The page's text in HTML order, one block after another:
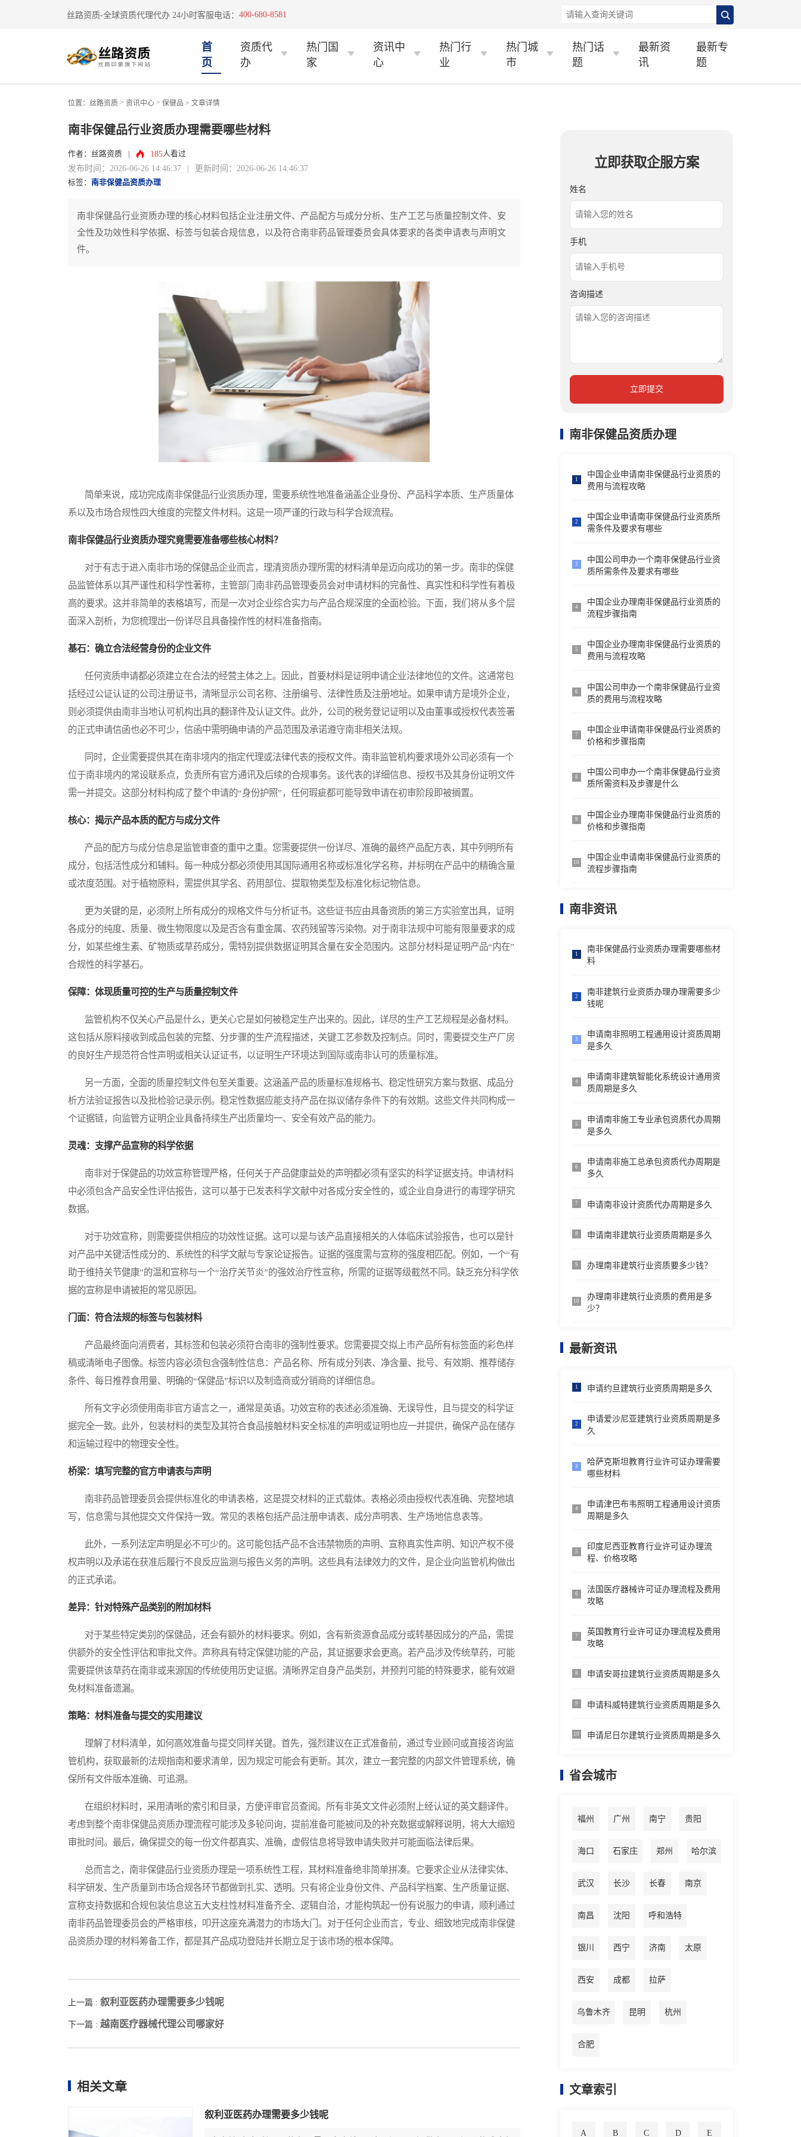
丝路资质-全球资质代理代办 24小时客服电话： 400-680-8581
首
页
资质代
办
热门国
家
资讯中
心
热门行
业
热门城
市
热门话
题
最新资
讯
最新专
题
位置： 丝路资质 > 资讯中心 > 保健品 > 文章详情
南非保健品行业资质办理需要哪些材料
作者：丝路资质 185人看过
发布时间：2026-06-26 14:46:37 | 更新时间：2026-06-26 14:46:37
标签： 南非保健品资质办理
南非保健品行业资质办理的核心材料包括企业注册文件、产品配方与成分分析、生产工艺与质量控制文件、安
全性及功效性科学依据、标签与包装合规信息，以及符合南非药品管理委员会具体要求的各类申请表与声明文
件。
简单来说，成功完成南非保健品行业资质办理，需要系统性地准备涵盖企业身份、产品科学本质、生产质量体
系以及市场合规性四大维度的完整文件材料。这是一项严谨的行政与科学合规流程。
南非保健品行业资质办理究竟需要准备哪些核心材料？
对于有志于进入南非市场的保健品企业而言，理清资质办理所需的材料清单是迈向成功的第一步。南非的保健
品监管体系以其严谨性和科学性著称，主管部门南非药品管理委员会对申请材料的完备性、真实性和科学性有着极
高的要求。这并非简单的表格填写，而是一次对企业综合实力与产品合规深度的全面检验。下面，我们将从多个层
面深入剖析，为您梳理出一份详尽且具备操作性的材料准备指南。
基石：确立合法经营身份的企业文件
任何资质申请都必须建立在合法的经营主体之上。因此，首要材料是证明申请企业法律地位的文件。这通常包
括经过公证认证的公司注册证书，清晰显示公司名称、注册编号、法律性质及注册地址。如果申请方是境外企业，
则必须提供由南非当地认可机构出具的翻译件及认证文件。此外，公司的税务登记证明以及由董事或授权代表签署
的正式申请信函也必不可少，信函中需明确申请的产品范围及承诺遵守南非相关法规。
同时，企业需要提供其在南非境内的指定代理或法律代表的授权文件。南非监管机构要求境外公司必须有一个
位于南非境内的常设联系点，负责所有官方通讯及后续的合规事务。该代表的详细信息、授权书及其身份证明文件
需一并提交。这部分材料构成了整个申请的“身份护照”，任何瑕疵都可能导致申请在初审阶段即被搁置。
核心：揭示产品本质的配方与成分文件
产品的配方与成分信息是监管审查的重中之重。您需要提供一份详尽、准确的最终产品配方表，其中列明所有
成分，包括活性成分和辅料。每一种成分都必须使用其国际通用名称或标准化学名称，并标明在产品中的精确含量
或浓度范围。对于植物原料，需提供其学名、药用部位、提取物类型及标准化标记物信息。
更为关键的是，必须附上所有成分的规格文件与分析证书。这些证书应由具备资质的第三方实验室出具，证明
各成分的纯度、质量、微生物限度以及是否含有重金属、农药残留等污染物。对于南非法规中可能有限量要求的成
分，如某些维生素、矿物质或草药成分，需特别提供数据证明其含量在安全范围内。这部分材料是证明产品“内在”
合规性的科学基石。
保障：体现质量可控的生产与质量控制文件
监管机构不仅关心产品是什么，更关心它是如何被稳定生产出来的。因此，详尽的生产工艺规程是必备材料。
这包括从原料接收到成品包装的完整、分步骤的生产流程描述，关键工艺参数及控制点。同时，需要提交生产厂房
的良好生产规范符合性声明或相关认证证书，以证明生产环境达到国际或南非认可的质量标准。
另一方面，全面的质量控制文件包至关重要。这涵盖产品的质量标准规格书、稳定性研究方案与数据、成品分
析方法验证报告以及批检验记录示例。稳定性数据应能支持产品在拟议储存条件下的有效期。这些文件共同构成一
个证据链，向监管方证明企业具备持续生产出质量均一、安全有效产品的能力。
灵魂：支撑产品宣称的科学依据
南非对于保健品的功效宣称管理严格，任何关于产品健康益处的声明都必须有坚实的科学证据支持。申请材料
中必须包含产品安全性评估报告，这可以基于已发表科学文献中对各成分安全性的，或企业自身进行的毒理学研究
数据。
对于功效宣称，则需要提供相应的功效性证据。这可以是与该产品直接相关的人体临床试验报告，也可以是针
对产品中关键活性成分的、系统性的科学文献与专家论证报告。证据的强度需与宣称的强度相匹配。例如，一个“有
助于维持关节健康”的温和宣称与一个“治疗关节炎”的强效治疗性宣称，所需的证据等级截然不同。缺乏充分科学依
据的宣称是申请被拒的常见原因。
门面：符合法规的标签与包装材料
产品最终面向消费者，其标签和包装必须符合南非的强制性要求。您需要提交拟上市产品所有标签面的彩色样
稿或清晰电子图像。标签内容必须包含强制性信息：产品名称、所有成分列表、净含量、批号、有效期、推荐储存
条件、每日推荐食用量、明确的“保健品”标识以及制造商或分销商的详细信息。
所有文字必须使用南非官方语言之一，通常是英语。功效宣称的表述必须准确、无误导性，且与提交的科学证
据完全一致。此外，包装材料的类型及其符合食品接触材料安全标准的声明或证明也应一并提供，确保产品在储存
和运输过程中的物理安全性。
桥梁：填写完整的官方申请表与声明
南非药品管理委员会提供标准化的申请表格，这是提交材料的正式载体。表格必须由授权代表准确、完整地填
写，信息需与其他提交文件保持一致。常见的表格包括产品注册申请表、成分声明表、生产场地信息表等。
此外，一系列法定声明是必不可少的。这可能包括产品不含违禁物质的声明、宣称真实性声明、知识产权不侵
权声明以及承诺在获准后履行不良反应监测与报告义务的声明。这些具有法律效力的文件，是企业向监管机构做出
的正式承诺。
差异：针对特殊产品类别的附加材料
对于某些特定类别的保健品，还会有额外的材料要求。例如，含有新资源食品成分或转基因成分的产品，需提
供额外的安全性评估和审批文件。声称具有特定保健功能的产品，其证据要求会更高。若产品涉及传统草药，可能
需要提供该草药在南非或来源国的传统使用历史证据。清晰界定自身产品类别，并预判可能的特殊要求，能有效避
免材料准备遗漏。
策略：材料准备与提交的实用建议
理解了材料清单，如何高效准备与提交同样关键。首先，强烈建议在正式准备前，通过专业顾问或直接咨询监
管机构，获取最新的法规指南和要求清单，因为规定可能会有更新。其次，建立一套完整的内部文件管理系统，确
保所有文件版本准确、可追溯。
在组织材料时，采用清晰的索引和目录，方便评审官员查阅。所有非英文文件必须附上经认证的英文翻译件。
考虑到整个南非保健品资质办理流程可能涉及多轮问询，提前准备可能被问及的补充数据或解释说明，将大大缩短
审批时间。最后，确保提交的每一份文件都真实、准确，虚假信息将导致申请失败并可能面临法律后果。
总而言之，南非保健品行业资质办理是一项系统性工程，其材料准备绝非简单拼凑。它要求企业从法律实体、
科学研发、生产质量到市场合规各环节都做到扎实、透明。只有将企业身份文件、产品科学档案、生产质量证据、
宣称支持数据和合规包装信息这五大支柱性材料准备齐全、逻辑自洽，才能构筑起一份有说服力的申请，顺利通过
南非药品管理委员会的严格审核，叩开这座充满潜力的市场大门。对于任何企业而言，专业、细致地完成南非保健
品资质办理的材料筹备工作，都是其产品成功登陆并长期立足于该市场的根本保障。
上一篇 : 叙利亚医药办理需要多少钱呢
下一篇 : 越南医疗器械代理公司哪家好
相关文章
叙利亚医药办理需要多少钱呢
立即获取企服方案
姓名
手机
咨询描述
立即提交
南非保健品资质办理
1
中国企业申请南非保健品行业资质的
费用与流程攻略
2
中国企业申请南非保健品行业资质所
需条件及要求有哪些
3
中国公司申办一个南非保健品行业资
质所需条件及要求有哪些
4
中国企业办理南非保健品行业资质的
流程步骤指南
5
中国企业办理南非保健品行业资质的
费用与流程攻略
6
中国公司申办一个南非保健品行业资
质的费用与流程攻略
7
中国企业申请南非保健品行业资质的
价格和步骤指南
8
中国公司申办一个南非保健品行业资
质所需资料及步骤是什么
9
中国企业办理南非保健品行业资质的
价格和步骤指南
10
中国企业申请南非保健品行业资质的
流程步骤指南
南非资讯
1
南非保健品行业资质办理需要哪些材
料
2
南非建筑行业资质办理办理需要多少
钱呢
3
申请南非照明工程通用设计资质周期
是多久
4
申请南非建筑智能化系统设计通用资
质周期是多久
5
申请南非施工专业承包资质代办周期
是多久
6
申请南非施工总承包资质代办周期是
多久
7 申请南非设计资质代办周期是多久
8 申请南非建筑行业资质周期是多久
9 办理南非建筑行业资质要多少钱？
10
办理南非建筑行业资质的费用是多
少？
最新资讯
1 申请约旦建筑行业资质周期是多久
2
申请爱沙尼亚建筑行业资质周期是多
久
3
哈萨克斯坦教育行业许可证办理需要
哪些材料
4
申请津巴布韦照明工程通用设计资质
周期是多久
5
印度尼西亚教育行业许可证办理流
程、价格攻略
6
法国医疗器械许可证办理流程及费用
攻略
7
英国教育行业许可证办理流程及费用
攻略
8 申请安哥拉建筑行业资质周期是多久
9 申请科威特建筑行业资质周期是多久
10 申请尼日尔建筑行业资质周期是多久
省会城市
福州 广州 南宁 贵阳
海口 石家庄 郑州 哈尔滨
武汉 长沙 长春 南京
南昌 沈阳 呼和浩特
银川 西宁 济南 太原
西安 成都 拉萨
乌鲁木齐 昆明 杭州
合肥
文章索引
A B C D E